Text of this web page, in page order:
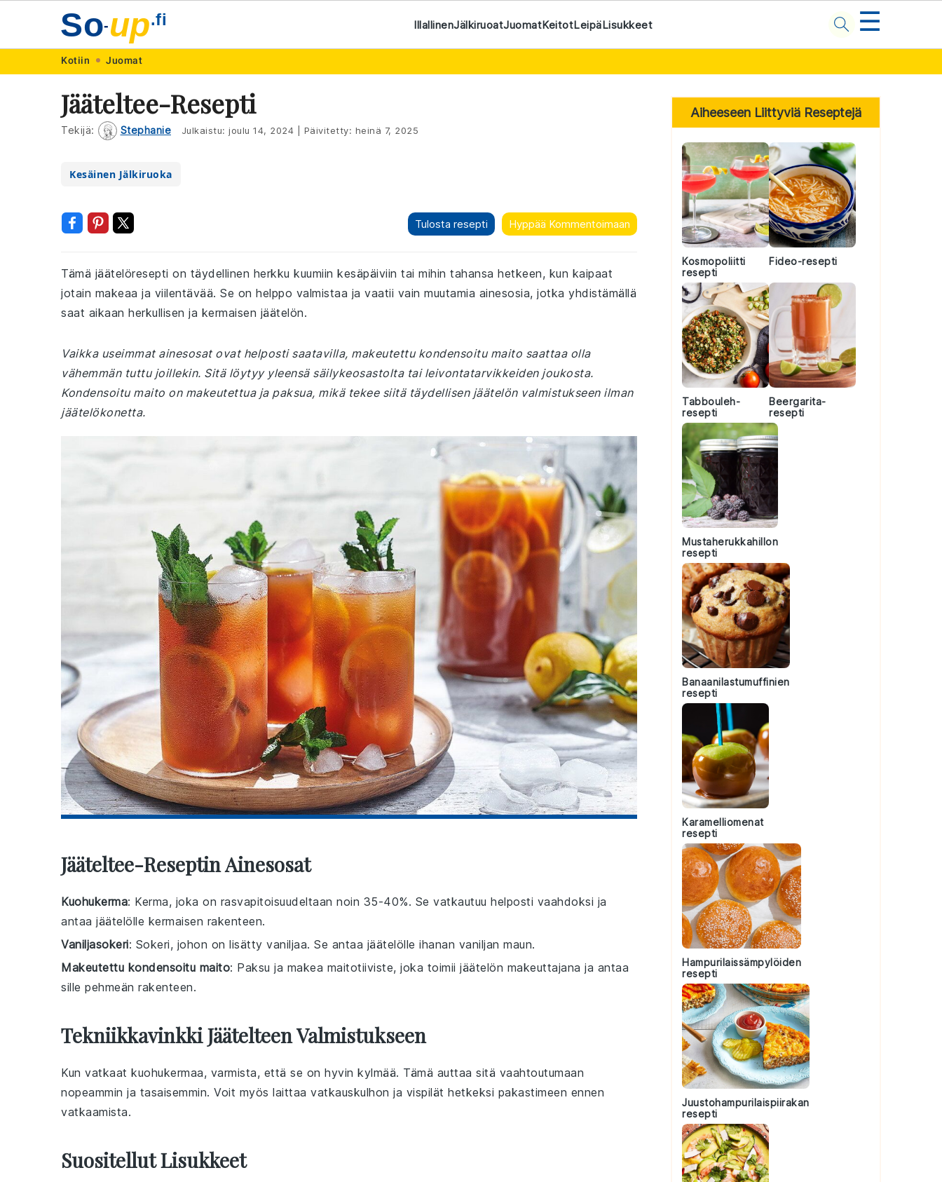
navigation
content
So-up.fi IllallinenJälkiruoatJuomatKeitotLeipäLisukkeet ☰
Kotiin Juomat
Jääteltee-Resepti
Tekijä: Stephanie Julkaistu: joulu 14, 2024 Päivitetty: heinä 7, 2025
Kesäinen Jälkiruoka
Tulosta resepti Hyppää Kommentoimaan
Tämä jäätelöresepti on täydellinen herkku kuumiin kesäpäiviin tai mihin tahansa hetkeen, kun kaipaat
jotain makeaa ja viilentävää. Se on helppo valmistaa ja vaatii vain muutamia ainesosia, jotka yhdistämällä
saat aikaan herkullisen ja kermaisen jäätelön.
Vaikka useimmat ainesosat ovat helposti saatavilla, makeutettu kondensoitu maito saattaa olla
vähemmän tuttu joillekin. Sitä löytyy yleensä säilykeosastolta tai leivontatarvikkeiden joukosta.
Kondensoitu maito on makeutettua ja paksua, mikä tekee siitä täydellisen jäätelön valmistukseen ilman
jäätelökonetta.
Jääteltee-Reseptin Ainesosat
Kuohukerma: Kerma, joka on rasvapitoisuudeltaan noin 35-40%. Se vatkautuu helposti vaahdoksi ja
antaa jäätelölle kermaisen rakenteen.
Vaniljasokeri: Sokeri, johon on lisätty vaniljaa. Se antaa jäätelölle ihanan vaniljan maun.
Makeutettu kondensoitu maito: Paksu ja makea maitotiiviste, joka toimii jäätelön makeuttajana ja antaa
sille pehmeän rakenteen.
Tekniikkavinkki Jäätelteen Valmistukseen
Kun vatkaat kuohukermaa, varmista, että se on hyvin kylmää. Tämä auttaa sitä vaahtoutumaan
nopeammin ja tasaisemmin. Voit myös laittaa vatkauskulhon ja vispilät hetkeksi pakastimeen ennen
vatkaamista.
Suositellut Lisukkeet
Primary
Sidebar
Aiheeseen Liittyviä Reseptejä
Kosmopoliitti
resepti
Fideo-resepti
Tabbouleh-
resepti
Beergarita-
resepti
Mustaherukkahillon
resepti
Banaanilastumuffinien
resepti
Karamelliomenat
resepti
Hampurilaissämpylöiden
resepti
Juustohampurilaispiirakan
resepti